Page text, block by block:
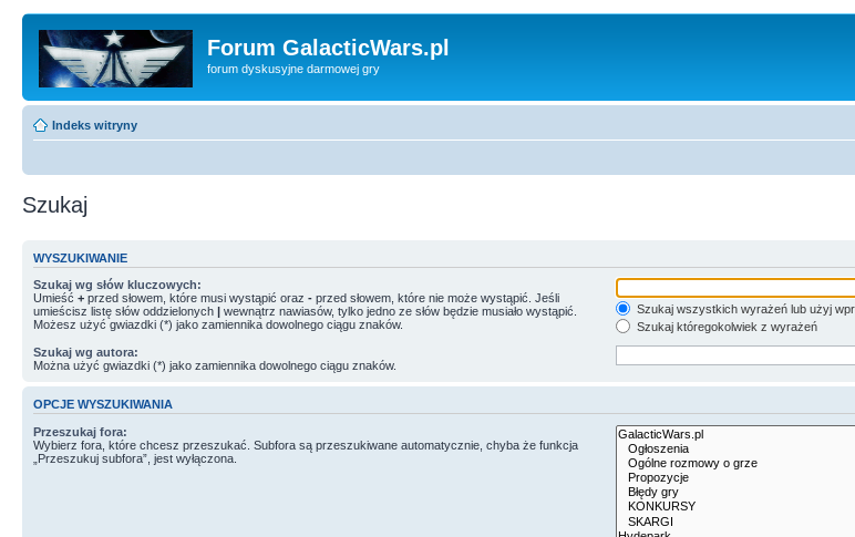
Forum GalacticWars.pl
forum dyskusyjne darmowej gry
Indeks witryny
Szukaj
WYSZUKIWANIE
Szukaj wg słów kluczowych:
Umieść + przed słowem, które musi wystąpić oraz - przed słowem, które nie może wystąpić. Jeśli
umieścisz listę słów oddzielonych | wewnątrz nawiasów, tylko jedno ze słów będzie musiało wystąpić.
Możesz użyć gwiazdki (*) jako zamiennika dowolnego ciągu znaków.
Szukaj wszystkich wyrażeń lub użyj
Szukaj któregokolwiek z wyrażeń
Szukaj wg autora:
Można użyć gwiazdki (*) jako zamiennika dowolnego ciągu znaków.
OPCJE WYSZUKIWANIA
Przeszukaj fora:
Wybierz fora, które chcesz przeszukać. Subfora są przeszukiwane automatycznie, chyba że funkcja
„Przeszukuj subfora”, jest wyłączona.